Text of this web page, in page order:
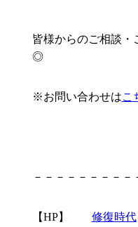
皆様からのご相談・
◎
※お問い合わせはこ
－－－－－－－－－
【HP】 修復時代